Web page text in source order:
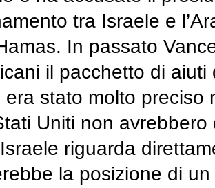
tra Israele e
In passato
il pacchetto di aiuti
era stato molto preciso
Uniti non
riguarda
la posizione di